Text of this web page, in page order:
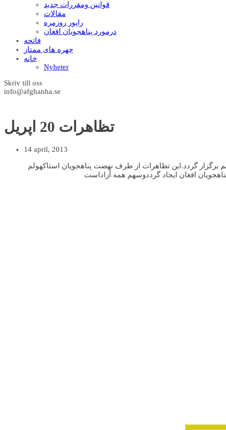
قوانين ومقررات جديد
مقالات
راپور روزمره
درمورد پناهجويان افغان
فاتحه
چهره های ممتاز
خانه
Nyheter
Skriv till oss
info@afghanha.se
تظاهرات 20 اپریل
14 april, 2013
برگزار گردد.این تظاهرات از طرف نهضت پناهجویان استاکهولم
افغان ایجاد گرددوسهم همه آزاداست